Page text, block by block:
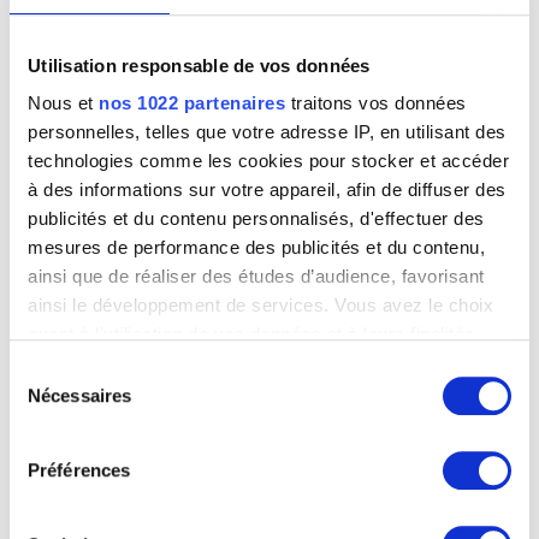
Utilisation responsable de vos données
Nous et nos 1022 partenaires traitons vos données
personnelles, telles que votre adresse IP, en utilisant des
technologies comme les cookies pour stocker et accéder
à des informations sur votre appareil, afin de diffuser des
publicités et du contenu personnalisés, d'effectuer des
mesures de performance des publicités et du contenu,
ainsi que de réaliser des études d’audience, favorisant
ainsi le développement de services. Vous avez le choix
tout moment en consultant la Déclaration relative aux
cookies ou en cliquant sur l'icône de confidentialité.
Si vous le permettez, nous aimerions également :
géographique qui peuvent être précises à plusieurs
Nécessaires
Préférences
Charles van der Stappen, sculpteur